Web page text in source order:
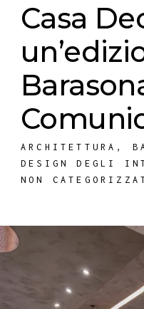
Casa
ARCHITETTURA ,
DESIGN DEGLI
NON